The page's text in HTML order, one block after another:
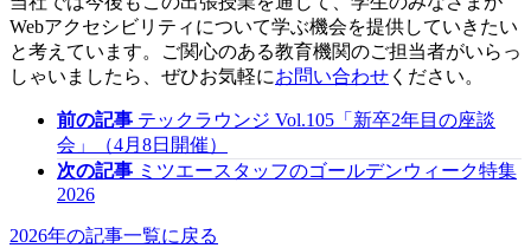
Webアクセシビリティについて学ぶ機会を提供していきたい
と考えています。ご関心のある教育機関のご担当者がいらっ
しゃいましたら、ぜひお気軽にお問い合わせ ください。
前の記事 テックラウンジ Vol.105「新卒2年目の座談
会」（4月8日開催）
次の記事 ミツエースタッフのゴールデンウィーク特集
2026
2026年の記事一覧に戻る